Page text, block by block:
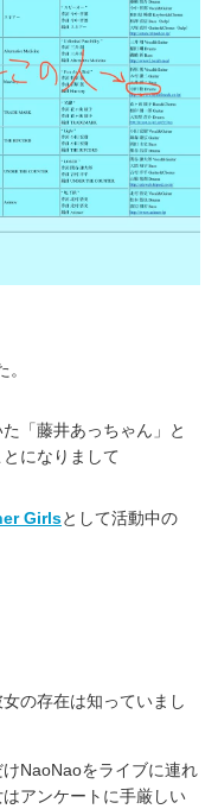
「藤井あっちゃん」と
になりまして
Girlsとして活動中の
の存在は知っていまし
NaoNaoをライブに連れ
アンケートに手厳しい